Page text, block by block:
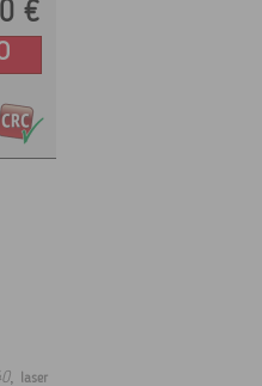
€
, laser